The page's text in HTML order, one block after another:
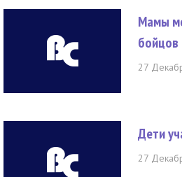
Мамы
бойцов
27
Дети
27